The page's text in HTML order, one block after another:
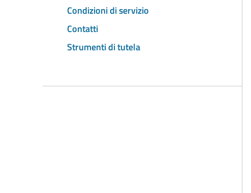
Condizioni di servizio
Contatti
Strumenti di tutela